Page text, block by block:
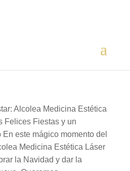
Alcolea Medicina Estética
Felices Fiestas y un
este mágico momento del
Medicina Estética Láser
la Navidad y dar la